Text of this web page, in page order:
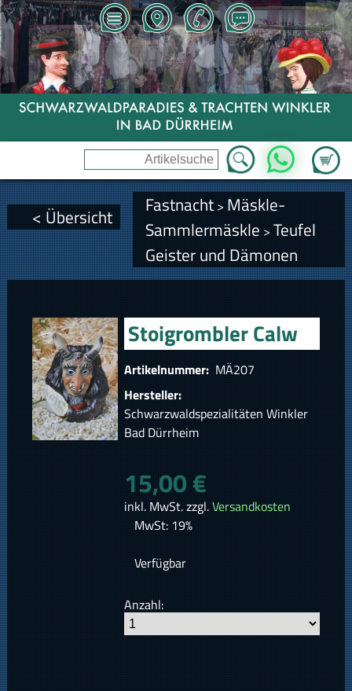
Zum
WhatsApp
< Übersicht Fastnacht> Mäskle-
Sammlermäskle > Teufel
Geister und Dämonen
Stoigrombler Calw
Artikelnummer: MÄ207
Hersteller:
Schwarzwaldspezialitäten Winkler
Bad Dürrheim
15,00 €
inkl. MwSt. zzgl.Versandkosten
MwSt: 19%
Verfügbar
Anzahl: